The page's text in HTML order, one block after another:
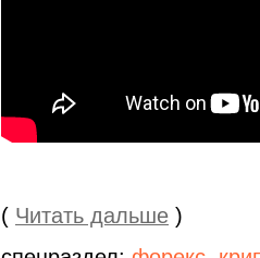
( Читать дальше )